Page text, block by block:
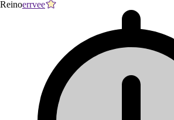
Reinoerrvee